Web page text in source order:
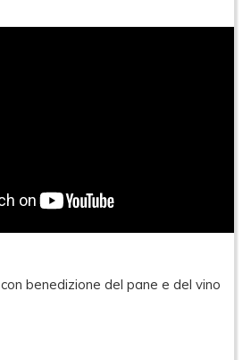
benedizione del pane e del vino